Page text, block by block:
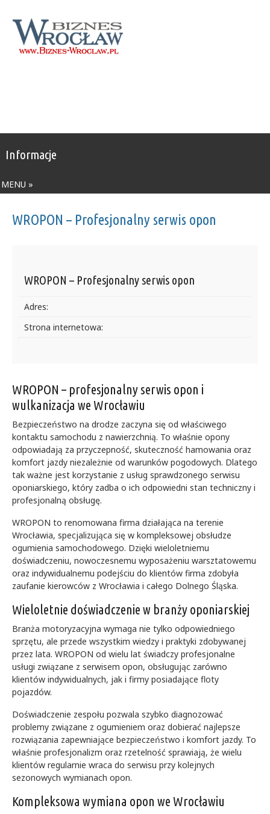
Informacje
MENU »
WROPON – Profesjonalny serwis opon
WROPON – Profesjonalny serwis opon
Adres:
Strona internetowa:
WROPON – profesjonalny serwis opon i
wulkanizacja we Wrocławiu
Bezpieczeństwo na drodze zaczyna się od właściwego
kontaktu samochodu z nawierzchnią. To właśnie opony
odpowiadają za przyczepność, skuteczność hamowania oraz
komfort jazdy niezależnie od warunków pogodowych. Dlatego
tak ważne jest korzystanie z usług sprawdzonego serwisu
oponiarskiego, który zadba o ich odpowiedni stan techniczny i
profesjonalną obsługę.
WROPON to renomowana firma działająca na terenie
Wrocławia, specjalizująca się w kompleksowej obsłudze
ogumienia samochodowego. Dzięki wieloletniemu
doświadczeniu, nowoczesnemu wyposażeniu warsztatowemu
oraz indywidualnemu podejściu do klientów firma zdobyła
zaufanie kierowców z Wrocławia i całego Dolnego Śląska.
Wieloletnie doświadczenie w branży oponiarskiej
Branża motoryzacyjna wymaga nie tylko odpowiedniego
sprzętu, ale przede wszystkim wiedzy i praktyki zdobywanej
przez lata. WROPON od wielu lat świadczy profesjonalne
usługi związane z serwisem opon, obsługując zarówno
klientów indywidualnych, jak i firmy posiadające floty
pojazdów.
Doświadczenie zespołu pozwala szybko diagnozować
problemy związane z ogumieniem oraz dobierać najlepsze
rozwiązania zapewniające bezpieczeństwo i komfort jazdy. To
właśnie profesjonalizm oraz rzetelność sprawiają, że wielu
klientów regularnie wraca do serwisu przy kolejnych
sezonowych wymianach opon.
Kompleksowa wymiana opon we Wrocławiu